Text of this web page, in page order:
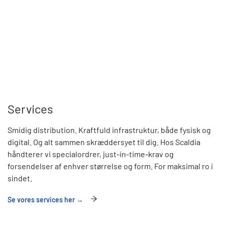
Services
Smidig distribution. Kraftfuld infrastruktur, både fysisk og
digital. Og alt sammen skræddersyet til dig. Hos Scaldia
håndterer vi specialordrer, just-in-time-krav og
forsendelser af enhver størrelse og form. For maksimal ro i
sindet.
Se vores services her →